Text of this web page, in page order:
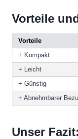
Vorteile
Vorteile
+ Kompakt
+ Leicht
+ Günstig
+ Abnehmbarer
Unser Fazit: